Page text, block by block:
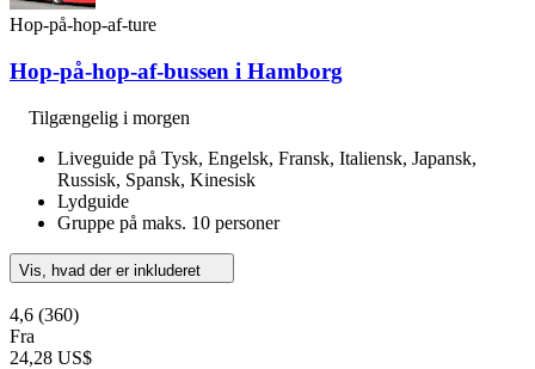
Hop-på-hop-af-ture
Hop-på-hop-af-bussen i Hamborg
Tilgængelig i morgen
Liveguide på Tysk, Engelsk, Fransk, Italiensk, Japansk,
Russisk, Spansk, Kinesisk
Lydguide
Gruppe på maks. 10 personer
Vis, hvad der er inkluderet
4,6 (360)
Fra
24,28 US$